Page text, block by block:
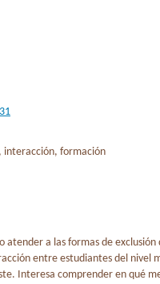
interacción, formación
a las formas de exclusión
entre estudiantes del nivel
Interesa comprender en qué